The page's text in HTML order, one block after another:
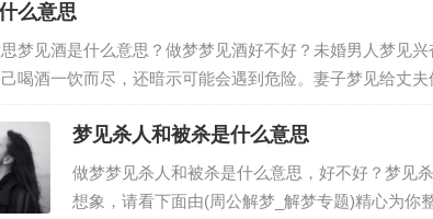
么意思
梦见酒是什么意思？做梦梦见酒好不好？未婚男人梦见
喝酒一饮而尽，还暗示可能会遇到危险。妻子梦见给丈
情人会恩爱如初。女人…
梦见杀人和被杀是什么意思
做梦梦见杀人和被杀是什么意思，好不好？梦见
想象，请看下面由(周公解梦_解梦专题)精心为你